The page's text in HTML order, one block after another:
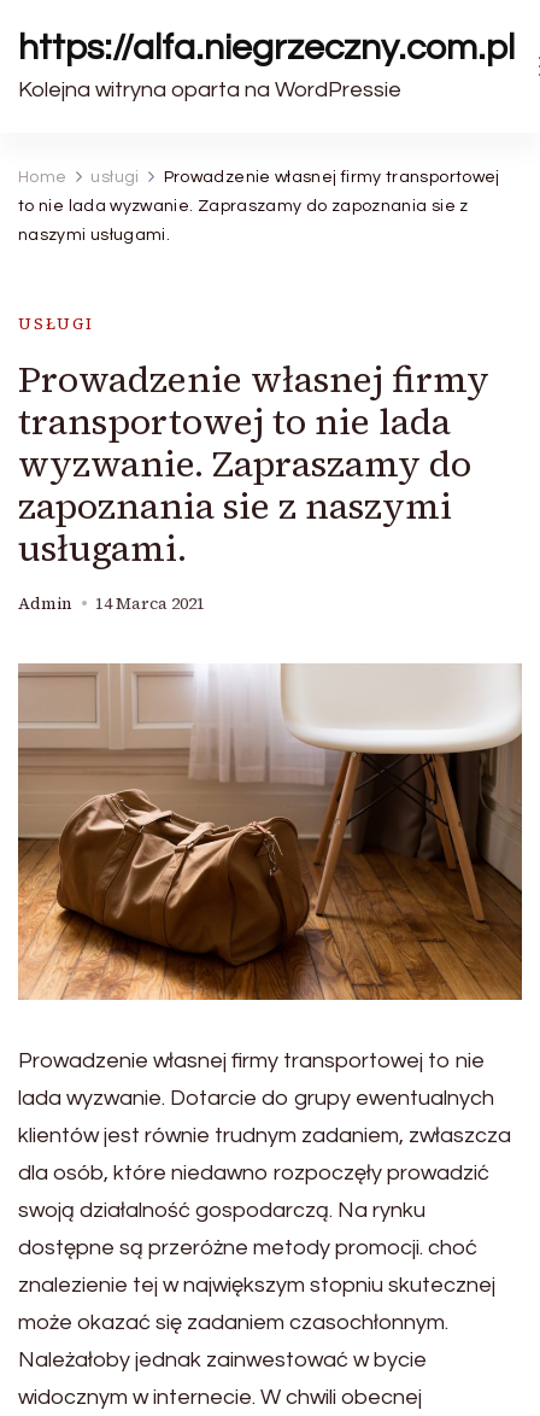
https://alfa.niegrzeczny.com.pl
Kolejna witryna oparta na WordPressie
Home usługi
Prowadzenie własnej firmy transportowej
to nie lada wyzwanie. Zapraszamy do zapoznania sie z
naszymi usługami.
USŁUGI
Prowadzenie własnej firmy
transportowej to nie lada
wyzwanie. Zapraszamy do
zapoznania sie z naszymi
usługami.
Admin 14 Marca 2021
Prowadzenie własnej firmy transportowej to nie
lada wyzwanie. Dotarcie do grupy ewentualnych
klientów jest równie trudnym zadaniem, zwłaszcza
dla osób, które niedawno rozpoczęły prowadzić
swoją działalność gospodarczą. Na rynku
dostępne są przeróżne metody promocji. choć
znalezienie tej w największym stopniu skutecznej
może okazać się zadaniem czasochłonnym.
Należałoby jednak zainwestować w bycie
widocznym w internecie. W chwili obecnej